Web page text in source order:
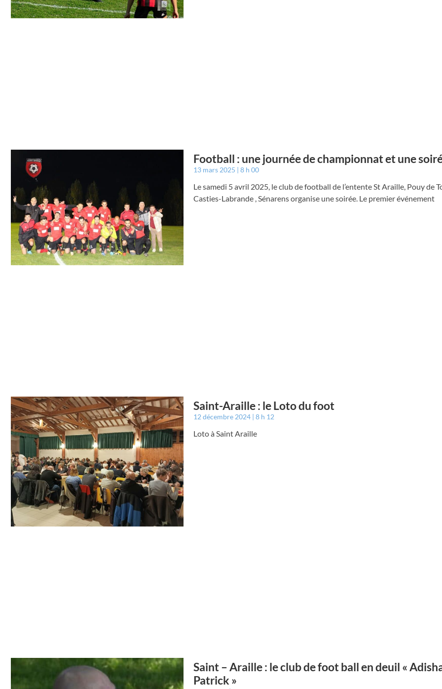
Football : une journée de championnat et une
13 mars 2025 8 h 00
Le samedi 5 avril 2025, le club de football de l’entente St Araille, Pouy de
Casties-Labrande , Sénarens organise une soirée. Le premier événement
Saint-Araille : le Loto du foot
12 décembre 2024 8 h 12
Loto à Saint Araille
Saint – Araille : le club de foot ball en deuil «
Patrick »